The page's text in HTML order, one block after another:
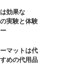
効果な
実験と体験
マットは代
めの代用品